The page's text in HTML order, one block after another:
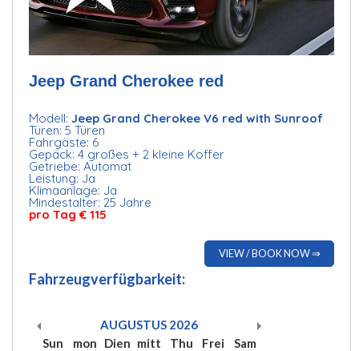
Jeep Grand Cherokee red
Modell:Jeep Grand Cherokee V6 red with Sunroof
Türen: 5 Türen
Fahrgäste: 6
Gepäck: 4 großes + 2 kleine Koffer
Getriebe: Automat
Leistung: Ja
Klimaanlage: Ja
Mindestalter: 25 Jahre
pro Tag € 115
VIEW / BOOK NOW ⇒
Fahrzeugverfügbarkeit:
AUGUSTUS 2026
Sun
mon Dien mitt Thu Frei
Sam